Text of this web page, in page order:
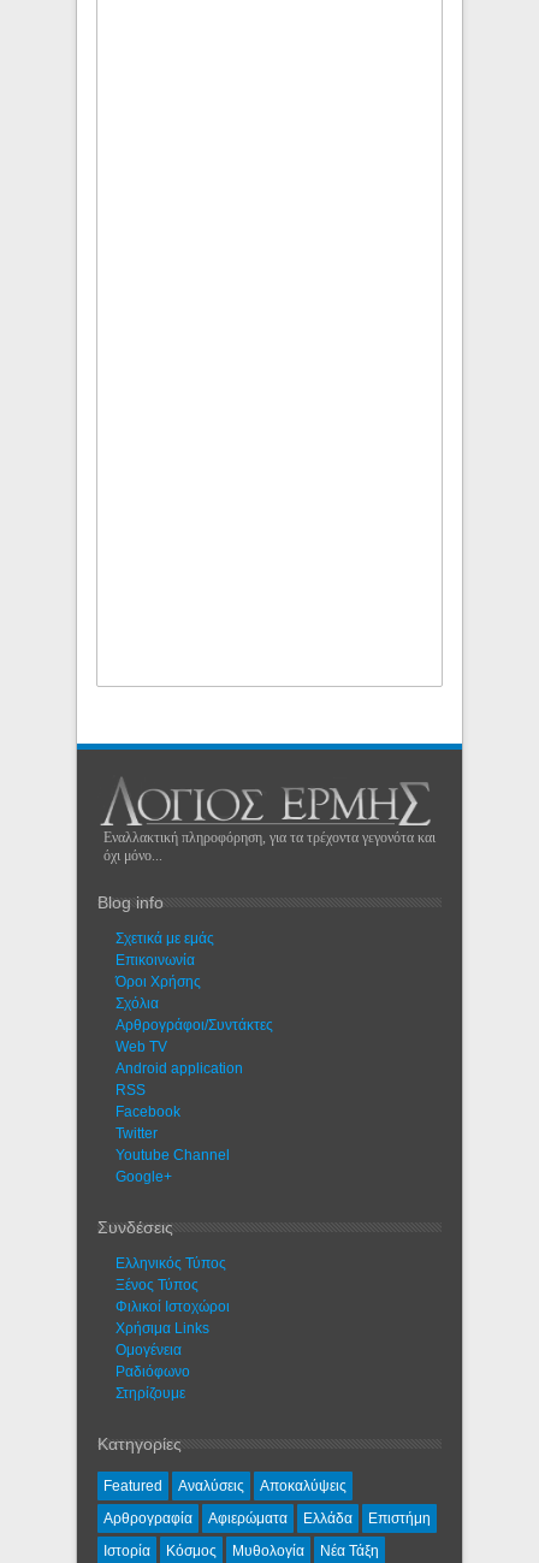
Εναλλακτική πληροφόρηση, για τα τρέχοντα γεγονότα και
όχι μόνο...
Blog info
Σχετικά με εμάς
Eπικοινωνία
Όροι Χρήσης
Σχόλια
Αρθρογράφοι/Συντάκτες
Web TV
Android application
RSS
Facebook
Twitter
Youtube Channel
Google+
Συνδέσεις
Ελληνικός Τύπος
Ξένος Τύπος
Φιλικοί Ιστοχώροι
Χρήσιμα Links
Ομογένεια
Ραδιόφωνο
Στηρίζουμε
Κατηγορίες
Featured Αναλύσεις
Αποκαλύψεις
Αρθρογραφία
Αφιερώματα Ελλάδα
Επιστήμη
Ιστορία
Κόσμος Μυθολογία Νέα Τάξη